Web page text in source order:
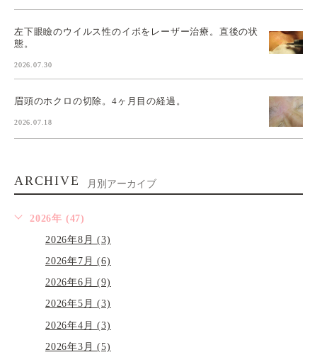
左下眼瞼のウイルス性のイボをレーザー治療。直後の状
態。
2026.07.30
眉頭のホクロの切除。4ヶ月目の経過。
2026.07.18
ARCHIVE 月別アーカイブ
2026年 (47)
2026年8月 (3)
2026年7月 (6)
2026年6月 (9)
2026年5月 (3)
2026年4月 (3)
2026年3月 (5)